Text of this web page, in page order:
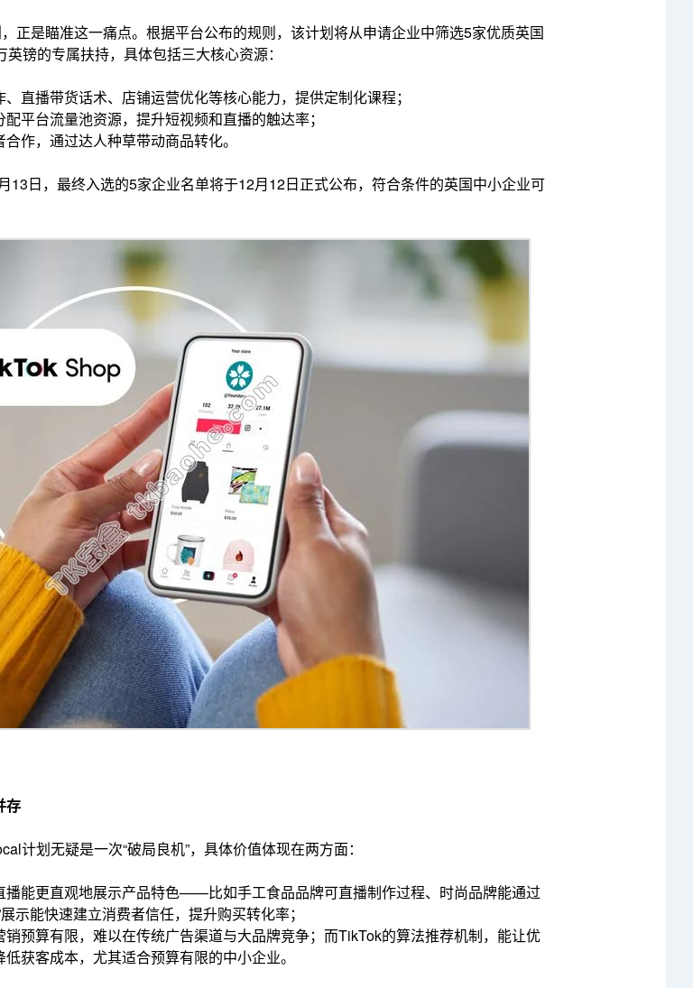
正是瞄准这一痛点。根据平台公布的规则，该计划将从申请企业中筛选5家优质英国
镑的专属扶持，具体包括三大核心资源：
直播带货话术、店铺运营优化等核心能力，提供定制化课程；
平台流量池资源，提升短视频和直播的触达率；
作，通过达人种草带动商品转化。
13日，最终入选的5家企业名单将于12月12日正式公布，符合条件的英国中小企业可
存
计划无疑是一次“破局良机”，具体价值体现在两方面：
播能更直观地展示产品特色——比如手工食品品牌可直播制作过程、时尚品牌能通过
示能快速建立消费者信任，提升购买转化率；
销预算有限，难以在传统广告渠道与大品牌竞争；而TikTok的算法推荐机制，能让优
获客成本，尤其适合预算有限的中小企业。